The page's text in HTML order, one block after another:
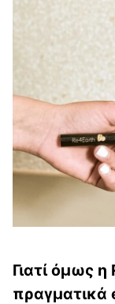
Γιατί όμως η
πραγματικά